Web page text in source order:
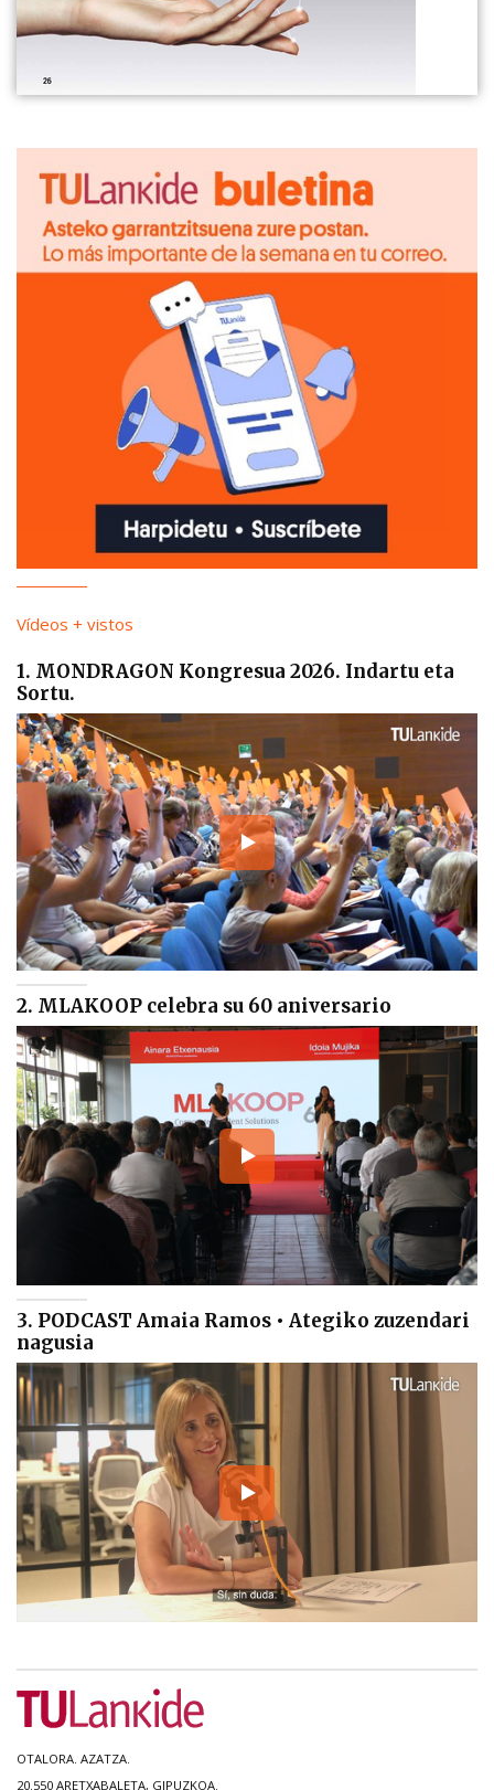
Vídeos + vistos
1. MONDRAGON Kongresua 2026. Indartu eta
Sortu.
2. MLAKOOP celebra su 60 aniversario
3. PODCAST Amaia Ramos • Ategiko zuzendari
nagusia
OTALORA. AZATZA.
20.550 ARETXABALETA, GIPUZKOA.